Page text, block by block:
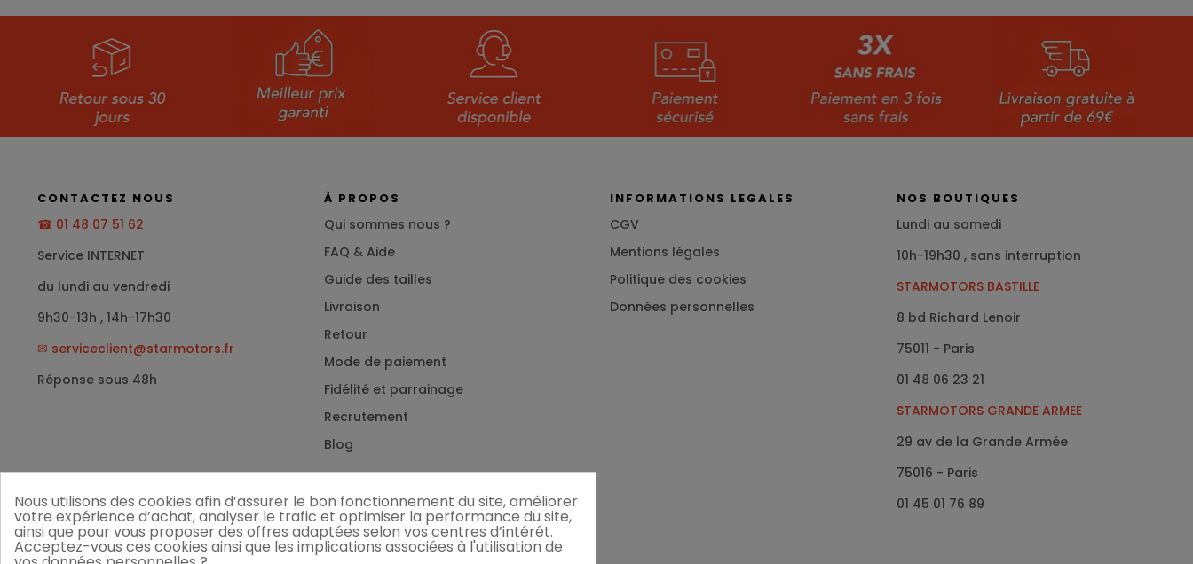
CONTACTEZ NOUS
☎ 01 48 07 51 62
Service INTERNET
du lundi au vendredi
9h30-13h , 14h-17h30
✉ serviceclient@starmotors.fr
Réponse sous 48h
À PROPOS
Qui sommes nous ?
FAQ & Aide
Guide des tailles
Livraison
Retour
Mode de paiement
Fidélité et parrainage
Recrutement
Blog
INFORMATIONS LEGALES
CGV
Mentions légales
Politique des cookies
Données personnelles
NOS BOUTIQUES
Lundi au samedi
10h-19h30 , sans interruption
STARMOTORS BASTILLE
8 bd Richard Lenoir
75011 - Paris
01 48 06 23 21
STARMOTORS GRANDE ARMEE
29 av de la Grande Armée
75016 - Paris
01 45 01 76 89
Nous utilisons des cookies afin d’assurer le bon fonctionnement du site, améliorer
votre expérience d’achat, analyser le trafic et optimiser la performance du site,
ainsi que pour vous proposer des offres adaptées selon vos centres d’intérêt.
Acceptez-vous ces cookies ainsi que les implications associées à l'utilisation de